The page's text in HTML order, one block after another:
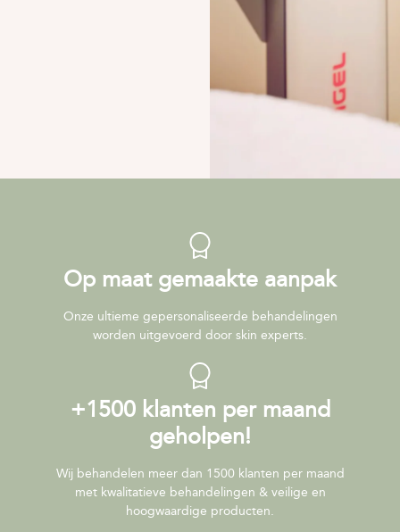
Op maat gemaakte aanpak
Onze ultieme gepersonaliseerde behandelingen
worden uitgevoerd door skin experts.
+1500 klanten per maand
geholpen!
Wij behandelen meer dan 1500 klanten per maand
met kwalitatieve behandelingen & veilige en
hoogwaardige producten.